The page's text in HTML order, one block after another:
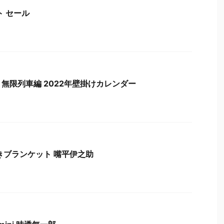
セール
限列車編 2022年壁掛けカレンダー
ブランケット 嘴平伊之助